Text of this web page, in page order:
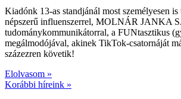
Kiadónk 13-as standjánál most személyesen is
népszerű influenszerrel, MOLNÁR JANKA
tudománykommunikátorral, a FUNtasztikus
megálmodójával, akinek TikTok-csatornáját
százezren követik!
Elolvasom »
Korábbi híreink »